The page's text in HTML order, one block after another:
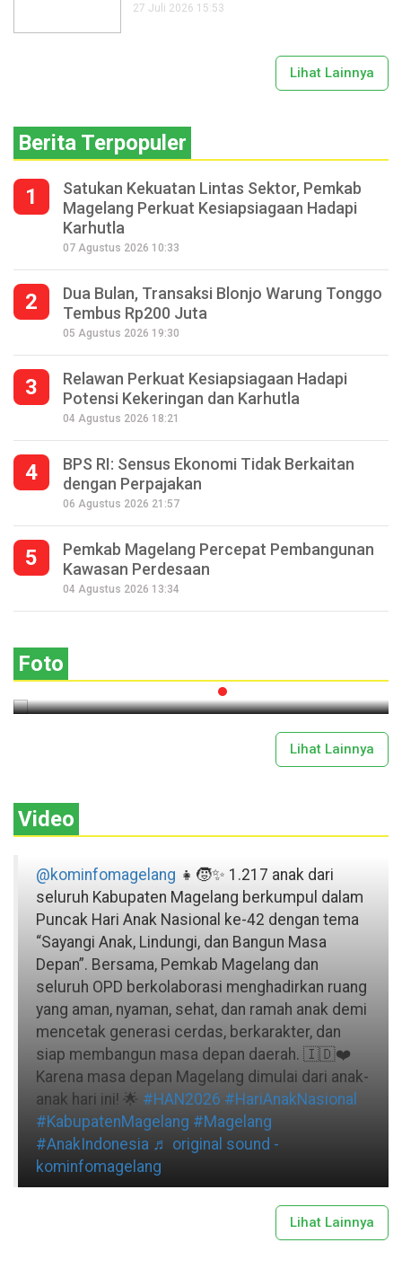
27 Juli 2026 15:53
Lihat Lainnya
Berita Terpopuler
1
Satukan Kekuatan Lintas Sektor, Pemkab
Magelang Perkuat Kesiapsiagaan Hadapi
Karhutla
07 Agustus 2026 10:33
2
Dua Bulan, Transaksi Blonjo Warung Tonggo
Tembus Rp200 Juta
05 Agustus 2026 19:30
3
Relawan Perkuat Kesiapsiagaan Hadapi
Potensi Kekeringan dan Karhutla
04 Agustus 2026 18:21
4
BPS RI: Sensus Ekonomi Tidak Berkaitan
dengan Perpajakan
06 Agustus 2026 21:57
5
Pemkab Magelang Percepat Pembangunan
Kawasan Perdesaan
04 Agustus 2026 13:34
Foto
Seperempat Abad Perhelatan Festival
Lima Gunung XXV Kobarkan Semangat
Lihat Lainnya
Video
@kominfomagelang 👧🧒✨ 1.217 anak dari
seluruh Kabupaten Magelang berkumpul dalam
Puncak Hari Anak Nasional ke-42 dengan tema
“Sayangi Anak, Lindungi, dan Bangun Masa
Depan”. Bersama, Pemkab Magelang dan
seluruh OPD berkolaborasi menghadirkan ruang
yang aman, nyaman, sehat, dan ramah anak demi
mencetak generasi cerdas, berkarakter, dan
siap membangun masa depan daerah. 🇮🇩❤️
Karena masa depan Magelang dimulai dari anak-
anak hari ini! 🌟 #HAN2026 #HariAnakNasional
#KabupatenMagelang #Magelang
#AnakIndonesia ♬ original sound -
kominfomagelang
Lihat Lainnya